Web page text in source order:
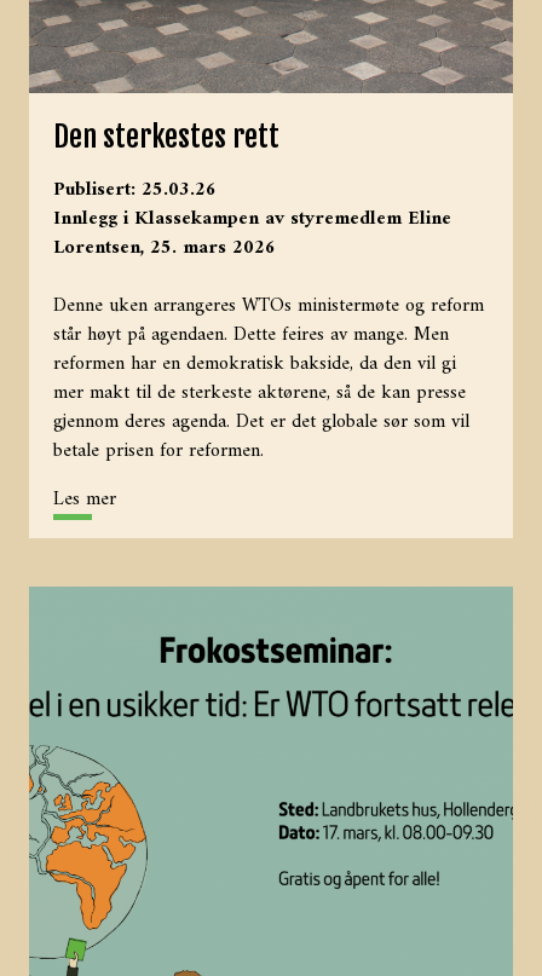
Den sterkestes rett
Publisert: 25.03.26
Innlegg i Klassekampen av styremedlem Eline
Lorentsen, 25. mars 2026
Denne uken arrangeres WTOs ministermøte og reform
står høyt på agendaen. Dette feires av mange. Men
reformen har en demokratisk bakside, da den vil gi
mer makt til de sterkeste aktørene, så de kan presse
gjennom deres agenda. Det er det globale sør som vil
betale prisen for reformen.
Les mer